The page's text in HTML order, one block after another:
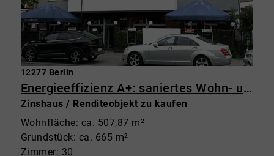
12277 Berlin
Energieeffizienz A+: saniertes Wohn- und Geschäftshaus in Marienfelde
Zinshaus / Renditeobjekt zu kaufen
Wohnfläche: ca. 507,87 m²
Grundstück: ca. 665 m²
Zimmer: 30